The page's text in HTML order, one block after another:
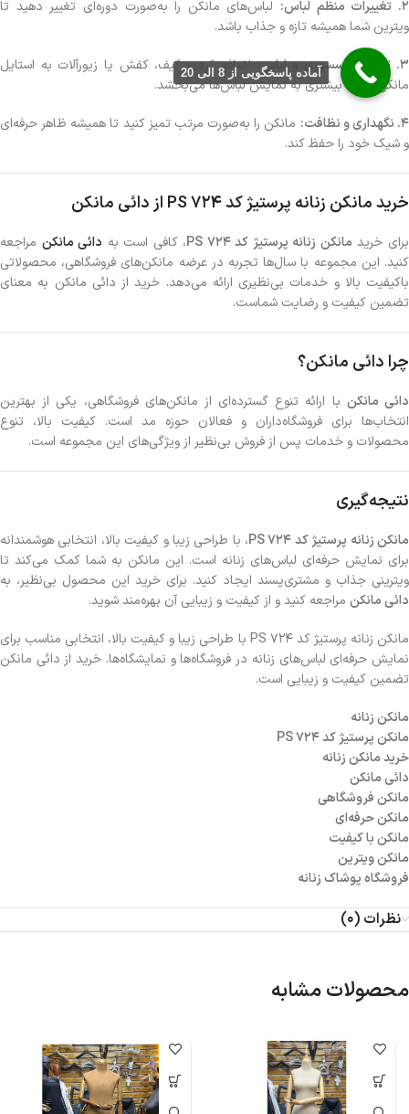
2. تغییرات منظم لباس:
لباس‌های مانکن را به‌صورت دوره‌ای تغییر دهید تا
ویترین شما همیشه تازه و جذاب باشد.
3. ترکیب اکسسوری و لباس:
اضافه کردن کیف، کفش یا زیورآلات به استایل
مانکن، جلوه بیشتری به نمایش لباس‌ها می‌بخشد.
4. نگهداری و نظافت:
مانکن را به‌صورت مرتب تمیز کنید تا همیشه ظاهر حرفه‌ای
و شیک خود را حفظ کند.
خرید مانکن زنانه پرستیژ کد PS 724 از دائی مانکن
برای خرید مانکن زنانه پرستیژ‌ کد PS 724 ، کافی است به دائی مانکن مراجعه
کنید. این مجموعه با سال‌ها تجربه در عرضه مانکن‌های فروشگاهی، محصولاتی
باکیفیت بالا و خدمات بی‌نظیری ارائه می‌دهد. خرید از دائی مانکن به معنای
تضمین کیفیت و رضایت شماست.
چرا دائی مانکن؟
دائی مانکن با ارائه تنوع گسترده‌ای از مانکن‌های فروشگاهی، یکی از بهترین
انتخاب‌ها برای فروشگاه‌داران و فعالان حوزه مد است. کیفیت بالا، تنوع
محصولات و خدمات پس از فروش بی‌نظیر از ویژگی‌های این مجموعه است.
نتیجه‌گیری
مانکن زنانه پرستیژ‌ کد PS 724
، با طراحی زیبا و کیفیت بالا، انتخابی هوشمندانه
برای نمایش حرفه‌ای لباس‌های زنانه است. این مانکن به شما کمک می‌کند تا
ویترینی جذاب و مشتری‌پسند ایجاد کنید. برای خرید این محصول بی‌نظیر، به
دائی مانکن مراجعه کنید و از کیفیت و زیبایی آن بهره‌مند شوید.
مانکن زنانه پرستیژ‌ کد PS 724 با طراحی زیبا و کیفیت بالا، انتخابی مناسب برای
نمایش حرفه‌ای لباس‌های زنانه در فروشگاه‌ها و نمایشگاه‌ها. خرید از دائی مانکن
تضمین کیفیت و زیبایی است.
مانکن زنانه
مانکن پرستیژ کد PS 724
خرید مانکن زنانه
دائی مانکن
مانکن فروشگاهی
مانکن حرفه‌ای
مانکن با کیفیت
مانکن ویترین
فروشگاه پوشاک زنانه
نظرات (0)
محصولات مشابه
آماده پاسخگویی از 8 الی 20